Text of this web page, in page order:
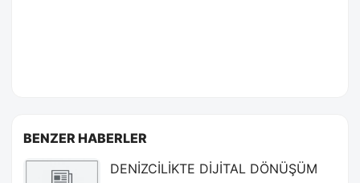
BENZER HABERLER
DENİZCİLİKTE DİJİTAL DÖNÜŞÜM